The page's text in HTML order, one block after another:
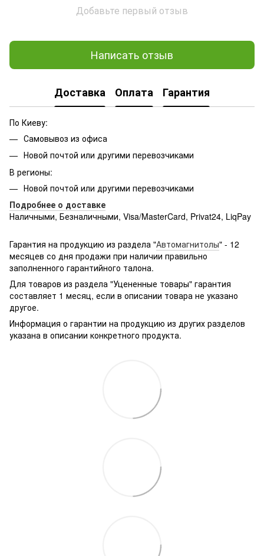
Добавьте первый отзыв
Написать отзыв
Доставка Оплата Гарантия
По Киеву:
Самовывоз из офиса
Новой почтой или другими перевозчиками
В регионы:
Новой почтой или другими перевозчиками
Подробнее о доставке
Наличными, Безналичными, Visa/MasterCard, Privat24, LiqPay
g361hhadsek/p3316040/#
Гарантия на продукцию из раздела "Автомагнитолы" - 12
месяцев со дня продажи при наличии правильно
заполненного гарантийного талона.
Для товаров из раздела "Уцененные товары" гарантия
составляет 1 месяц, если в описании товара не указано
другое.
Информация о гарантии на продукцию из других разделов
указана в описании конкретного продукта.